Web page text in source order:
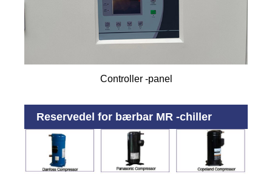
Controller -panel
Reservedel for bærbar MR -chiller